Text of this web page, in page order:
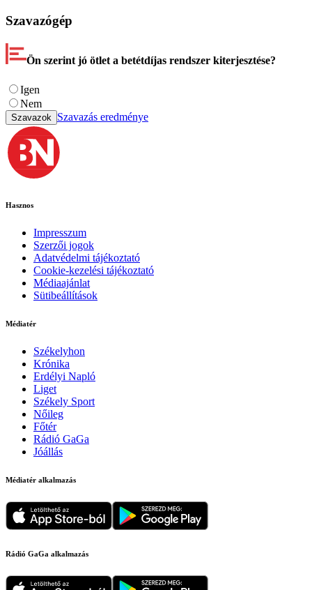
Szavazógép
Ön szerint jó ötlet a betétdíjas rendszer kiterjesztése?
Igen
Nem
Szavazok Szavazás eredménye
Hasznos
Impresszum
Szerzői jogok
Adatvédelmi tájékoztató
Cookie-kezelési tájékoztató
Médiaajánlat
Sütibeállítások
Médiatér
Székelyhon
Krónika
Erdélyi Napló
Liget
Székely Sport
Nőileg
Főtér
Rádió GaGa
Jóállás
Médiatér alkalmazás
Rádió GaGa alkalmazás